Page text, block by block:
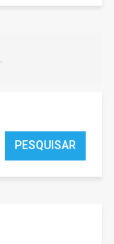
PESQUISAR